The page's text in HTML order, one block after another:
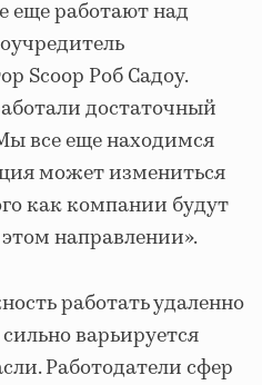
еще работают над
Scoop Роб Садоу.
достаточный
все еще находимся
может измениться
как компании будут
направлении».
работать удаленно
варьируется
Работодатели сфер